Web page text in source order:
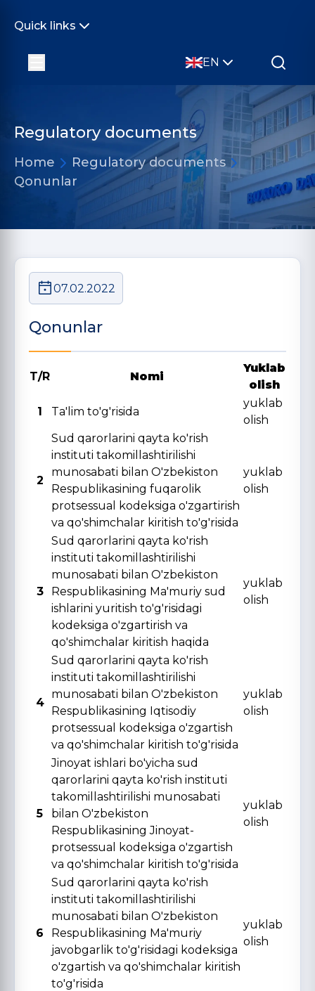
Quick links
EN
Regulatory documents
Home
Regulatory documents
Qonunlar
07.02.2022
Qonunlar
T/R Nomi
Yuklab
olish
1
Ta'lim to'g'risida
yuklab
olish
2
Sud qarorlarini qayta ko'rish
instituti takomillashtirilishi
munosabati bilan O'zbekiston
Respublikasining fuqarolik
protsessual kodeksiga o'zgartirish
va qo'shimchalar kiritish to'g'risida
yuklab
olish
3
Sud qarorlarini qayta ko'rish
instituti takomillashtirilishi
munosabati bilan O'zbekiston
Respublikasining Ma'muriy sud
ishlarini yuritish to'g'risidagi
kodeksiga o'zgartirish va
qo'shimchalar kiritish haqida
yuklab
olish
4
Sud qarorlarini qayta ko'rish
instituti takomillashtirilishi
munosabati bilan O'zbekiston
Respublikasining Iqtisodiy
protsessual kodeksiga o'zgartish
va qo'shimchalar kiritish to'g'risida
yuklab
olish
5
Jinoyat ishlari bo'yicha sud
qarorlarini qayta ko'rish instituti
takomillashtirilishi munosabati
bilan O'zbekiston
Respublikasining Jinoyat-
protsessual kodeksiga o'zgartish
va qo'shimchalar kiritish to'g'risida
yuklab
olish
6
Sud qarorlarini qayta ko'rish
instituti takomillashtirilishi
munosabati bilan O'zbekiston
Respublikasining Ma'muriy
javobgarlik to'g'risidagi kodeksiga
o'zgartish va qo'shimchalar kiritish
to'g'risida
yuklab
olish